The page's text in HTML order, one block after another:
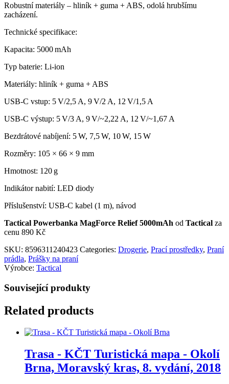
Robustní materiály – hliník + guma + ABS, odolá hrubšímu
zacházení.
Technické specifikace:
Kapacita: 5000 mAh
Typ baterie: Li‑ion
Materiály: hliník + guma + ABS
USB‑C vstup: 5 V/2,5 A, 9 V/2 A, 12 V/1,5 A
USB‑C výstup: 5 V/3 A, 9 V/~2,22 A, 12 V/~1,67 A
Bezdrátové nabíjení: 5 W, 7,5 W, 10 W, 15 W
Rozměry: 105 × 66 × 9 mm
Hmotnost: 120 g
Indikátor nabití: LED diody
Příslušenství: USB‑C kabel (1 m), návod
Tactical Powerbanka MagForce Relief 5000mAh od Tactical za
cenu 890 Kč
SKU: 8596311240423 Categories: Drogerie, Prací prostředky, Praní
prádla, Prášky na praní
Výrobce: Tactical
Související produkty
Related products
Trasa - KČT Turistická mapa - Okolí
Brna, Moravský kras, 8. vydání, 2018